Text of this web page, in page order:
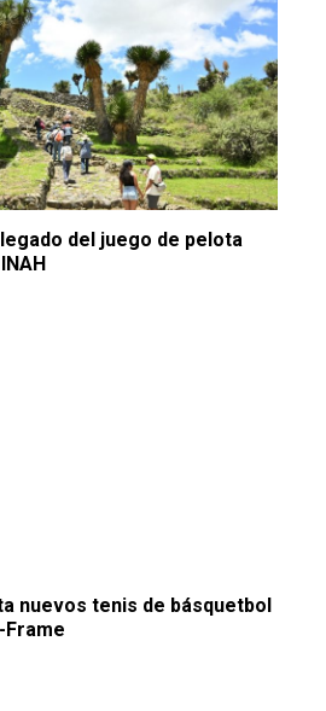
del juego de pelota
nuevos tenis de básquetbol